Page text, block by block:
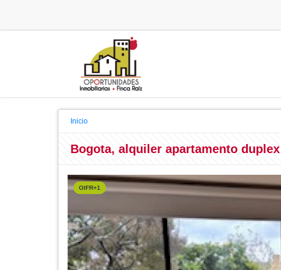
Inicio
Bogota, alquiler apartamento
OIFR+1